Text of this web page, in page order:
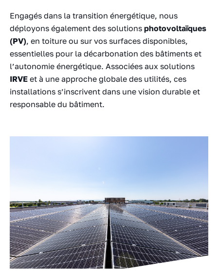
Engagés dans la transition énergétique, nous
déployons également des solutions photovoltaïques
(PV), en toiture ou sur vos surfaces disponibles,
essentielles pour la décarbonation des bâtiments et
l’autonomie énergétique. Associées aux solutions
IRVE et à une approche globale des utilités, ces
installations s’inscrivent dans une vision durable et
responsable du bâtiment.